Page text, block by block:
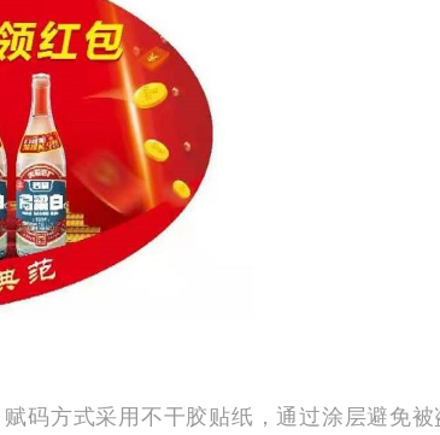
码方式采用不干胶贴纸，通过涂层避免被